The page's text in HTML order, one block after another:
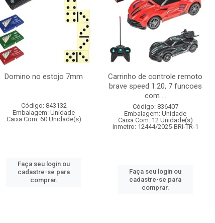
Domino no estojo 7mm
Código: 843132
Embalagem: Unidade
Caixa Com: 60 Unidade(s)
Faça seu login ou
cadastre-se para
comprar.
Carrinho de controle remoto
brave speed 1:20, 7 funcoes
com ...
Código: 836407
Embalagem: Unidade
Caixa Com: 12 Unidade(s)
Inmetro: 12444/2025-BRI-TR-1
Faça seu login ou
cadastre-se para
comprar.